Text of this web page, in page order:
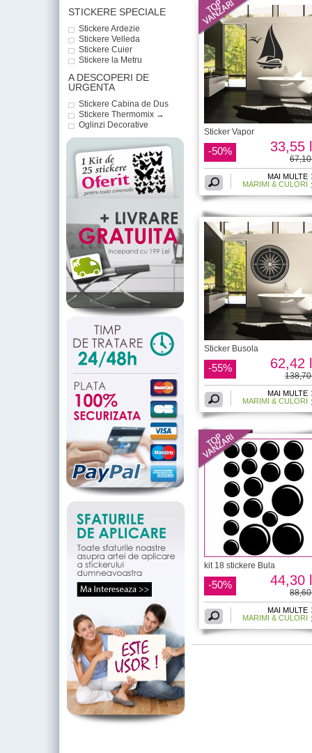
STICKERE SPECIALE
Stickere Ardezie
Stickere Velleda
Stickere Cuier
Stickere la Metru
A DESCOPERI DE
URGENTA
Stickere Cabina de Dus
Stickere Thermomix →
Oglinzi Decorative
Sticker Vapor
-50% 33,55
MAI MULTE
MARIMI & CULORI
Sticker Busola
-55% 62,42
MAI MULTE
MARIMI & CULORI
kit 18 stickere Bula
-50% 44,30
MAI MULTE
MARIMI & CULORI